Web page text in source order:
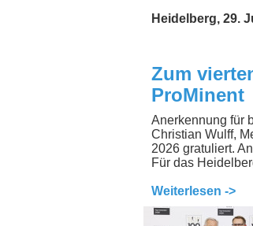
Heidelberg, 29.
Zum
ProMinent
Anerkennung für
Christian Wulff,
2026 gratuliert.
Für das
Weiterlesen ->